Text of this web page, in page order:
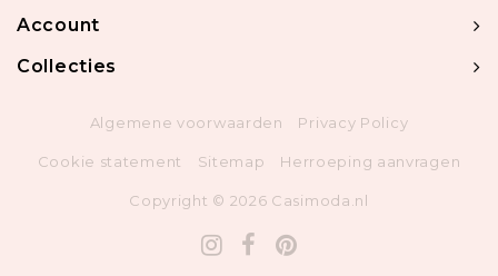
Account
Collecties
Algemene voorwaarden Privacy Policy
Cookie statement Sitemap Herroeping aanvragen
Copyright © 2026 Casimoda.nl